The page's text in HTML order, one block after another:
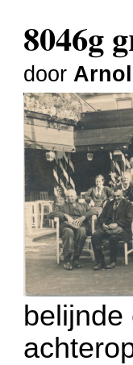
8046g
door
belijnde